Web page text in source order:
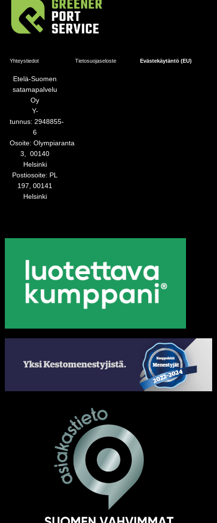
Yhteystiedot
Etelä-Suomen
satamapalvelu
Oy
Y-
tunnus: 2948855-
6
Osoite: Olympiaranta
3,00140
Helsinki
Postiosoite: PL
197, 00141
Helsinki
Tietosuojaseloste Evästekäytäntö (EU)